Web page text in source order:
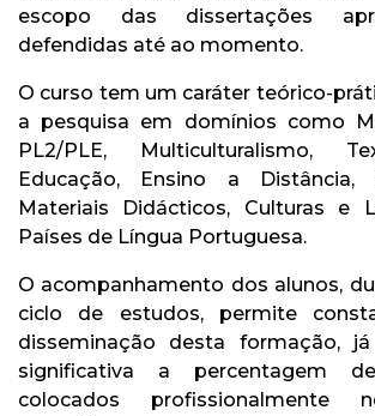
escopo das dissertações
defendidas até ao momento.
O curso tem um caráter teórico-
a pesquisa em domínios como
PL2/PLE, Multiculturalismo,
Educação, Ensino a Distância,
Materiais Didácticos, Culturas e
Países de Língua Portuguesa.
O acompanhamento dos alunos,
ciclo de estudos, permite
disseminação desta formação,
significativa a percentagem
colocados profissionalmente